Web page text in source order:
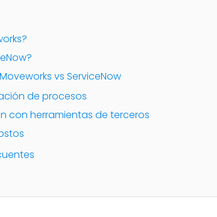
vs ServiceNow
de procesos
con herramientas de terceros